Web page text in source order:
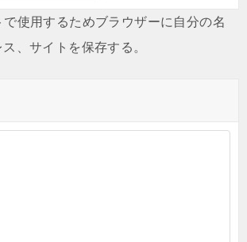
使用するためブラウザーに自分の名
、サイトを保存する。